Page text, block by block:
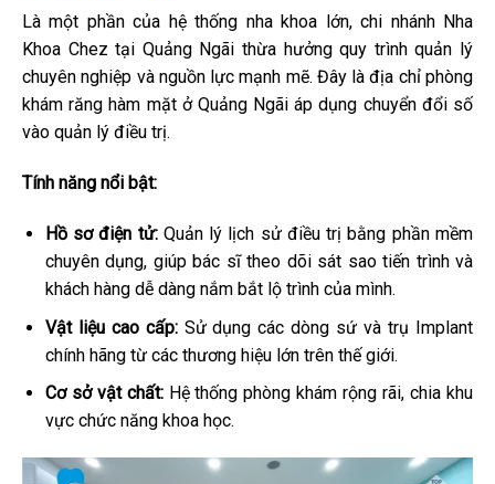
Là một phần của hệ thống nha khoa lớn, chi nhánh Nha
Khoa Chez tại Quảng Ngãi thừa hưởng quy trình quản lý
chuyên nghiệp và nguồn lực mạnh mẽ. Đây là địa chỉ phòng
khám răng hàm mặt ở Quảng Ngãi áp dụng chuyển đổi số
vào quản lý điều trị.
Tính năng nổi bật:
Hồ sơ điện tử:Quản lý lịch sử điều trị bằng phần mềm
chuyên dụng, giúp bác sĩ theo dõi sát sao tiến trình và
khách hàng dễ dàng nắm bắt lộ trình của mình.
Vật liệu cao cấp:Sử dụng các dòng sứ và trụ Implant
chính hãng từ các thương hiệu lớn trên thế giới.
Cơ sở vật chất:Hệ thống phòng khám rộng rãi, chia khu
vực chức năng khoa học.